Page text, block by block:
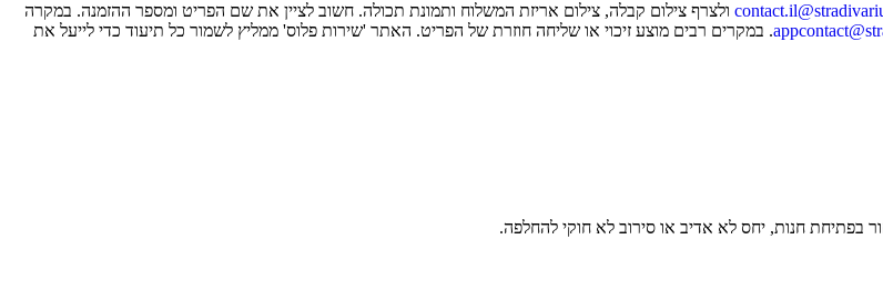
ולצרף צילום קבלה, צילום אריזת המשלוח ותמונת תכולה. חשוב לציין את שם הפריט ומספר ההזמנה. במקרה
. במקרים רבים מוצע זיכוי או שליחה חוזרת של הפריט. האתר 'שירות פלוס' ממליץ לשמור כל תיעוד כדי לייעל את
בפתיחת חנות, יחס לא אדיב או סירוב לא חוקי להחלפה.